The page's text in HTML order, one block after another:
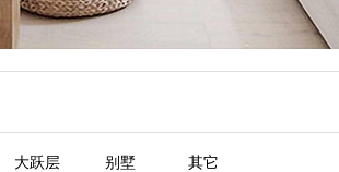
大跃层 别墅 其它